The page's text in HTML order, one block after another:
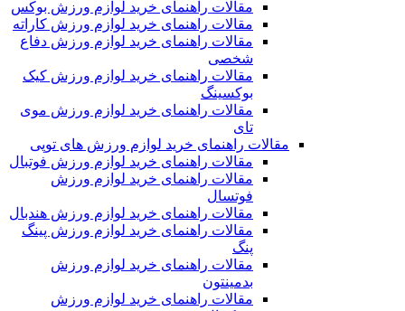
مقالات راهنمای خرید لوازم ورزش بوکس
مقالات راهنمای خرید لوازم ورزش کاراته
مقالات راهنمای خرید لوازم ورزش دفاع
شخصی
مقالات راهنمای خرید لوازم ورزش کیک
بوکسینگ
مقالات راهنمای خرید لوازم ورزش موی
تای
مقالات راهنمای خرید لوازم ورزش های توپی
مقالات راهنمای خرید لوازم ورزش فوتبال
مقالات راهنمای خرید لوازم ورزش
فوتسال
مقالات راهنمای خرید لوازم ورزش هندبال
مقالات راهنمای خرید لوازم ورزش پینگ
پنگ
مقالات راهنمای خرید لوازم ورزش
بدمینتون
مقالات راهنمای خرید لوازم ورزش